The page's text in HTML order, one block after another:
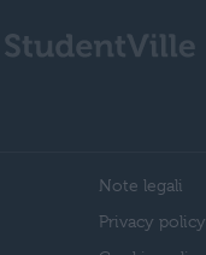
Note legali
Privacy policy